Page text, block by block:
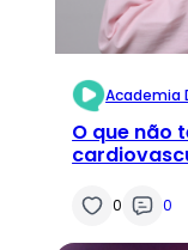
Academia
O que não
0 0